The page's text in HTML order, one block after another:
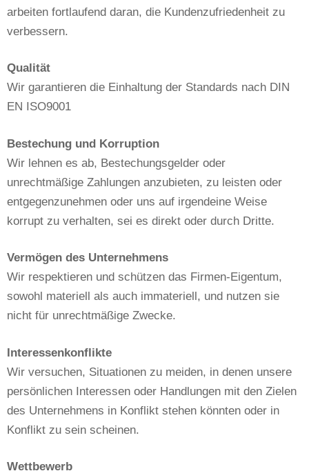
arbeiten fortlaufend daran, die Kundenzufriedenheit zu
verbessern.
Qualität
Wir garantieren die Einhaltung der Standards nach DIN
EN ISO9001
Bestechung und Korruption
Wir lehnen es ab, Bestechungsgelder oder
unrechtmäßige Zahlungen anzubieten, zu leisten oder
entgegenzunehmen oder uns auf irgendeine Weise
korrupt zu verhalten, sei es direkt oder durch Dritte.
Vermögen des Unternehmens
Wir respektieren und schützen das Firmen-Eigentum,
sowohl materiell als auch immateriell, und nutzen sie
nicht für unrechtmäßige Zwecke.
Interessenkonflikte
Wir versuchen, Situationen zu meiden, in denen unsere
persönlichen Interessen oder Handlungen mit den Zielen
des Unternehmens in Konflikt stehen könnten oder in
Konflikt zu sein scheinen.
Wettbewerb